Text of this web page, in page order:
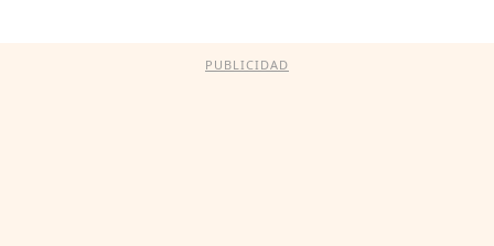
PUBLICIDAD